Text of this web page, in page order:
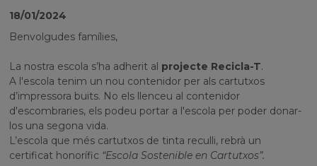
18/01/2024
Benvolgudes famílies,
La nostra escola s’ha adherit al projecte Recicla-T.
A l'escola tenim un nou contenidor per als cartutxos
d’impressora buits. No els llenceu al contenidor
d'escombraries, els podeu portar a l'escola per poder donar-
los una segona vida.
L’escola que més cartutxos de tinta reculli, rebrà un
certificat honorífic “Escola Sostenible en Cartutxos”.